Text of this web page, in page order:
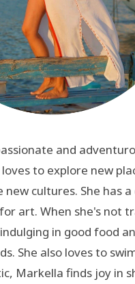
and
to explore new
new cultures. She has a
art. When she's not
in good food
She also loves to
Markella finds joy in